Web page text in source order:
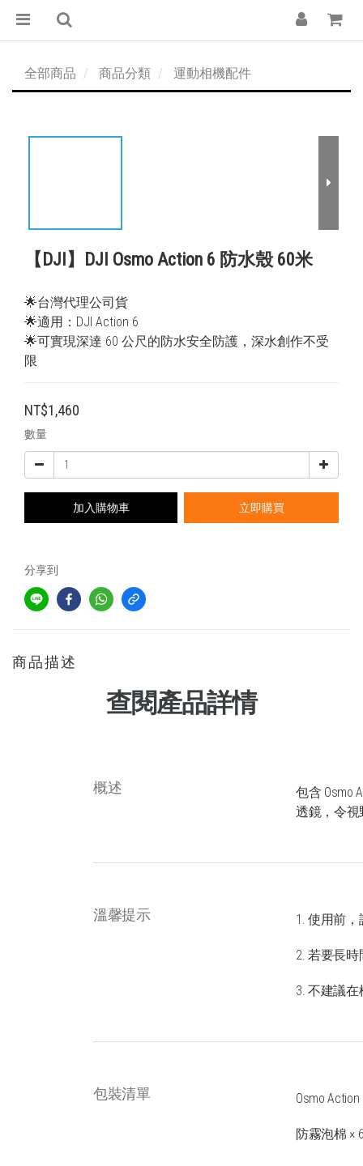
全部商品 商品分類 運動相機配件
【DJI】DJI Osmo Action 6 防水殼 60米
🌟台灣代理公司貨
🌟適用：DJI Action 6
🌟可實現深達 60 公尺的防水安全防護，深水創作不受
限
NT$1,460
數量
加入購物車 立即購買
分享到
商品描述
查閱產品詳情
概述
包含 Osmo
透鏡，令
溫馨提示 1. 使用前
2. 若要長
3. 不建議
包裝清單 Osmo
防霧泡棉 ×